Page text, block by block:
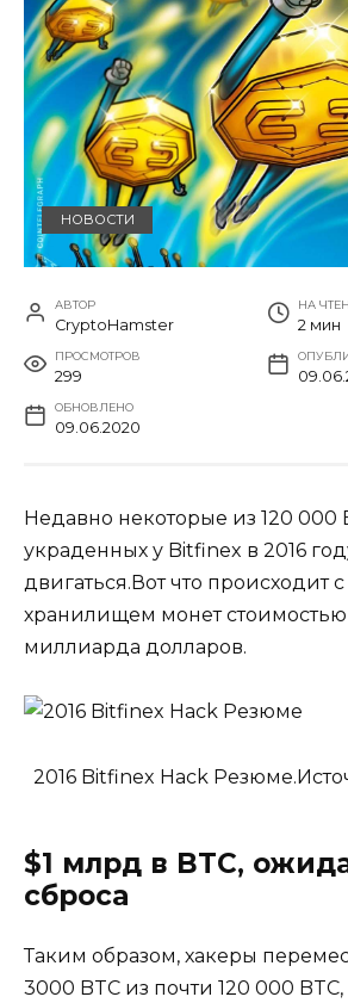
НОВОСТИ
АВТОР
CryptoHamster
НА
2 мин
ПРОСМОТРОВ
299
ОБНОВЛЕНО
09.06.2020
Недавно некоторые из 120 000
украденных у Bitfinex в 2016
двигаться.Вот что происходит
хранилищем монет стоимостью
миллиарда долларов.
2016 Bitfinex Hack
$1 млрд в BTC,
сброса
Таким образом, хакеры
3000 BTC из почти 120 000